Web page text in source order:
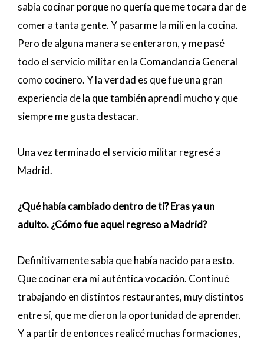
sabía cocinar porque no quería que me tocara dar de
comer a tanta gente. Y pasarme la mili en la cocina.
Pero de alguna manera se enteraron, y me pasé
todo el servicio militar en la Comandancia General
como cocinero. Y la verdad es que fue una gran
experiencia de la que también aprendí mucho y que
siempre me gusta destacar.
Una vez terminado el servicio militar regresé a
Madrid.
¿Qué había cambiado dentro de ti? Eras ya un
adulto. ¿Cómo fue aquel regreso a Madrid?
Definitivamente sabía que había nacido para esto.
Que cocinar era mi auténtica vocación. Continué
trabajando en distintos restaurantes, muy distintos
entre sí, que me dieron la oportunidad de aprender.
Y a partir de entonces realicé muchas formaciones,